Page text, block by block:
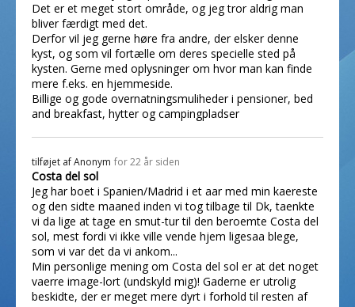
Det er et meget stort område, og jeg tror aldrig man
bliver færdigt med det.
Derfor vil jeg gerne høre fra andre, der elsker denne
kyst, og som vil fortælle om deres specielle sted på
kysten. Gerne med oplysninger om hvor man kan finde
mere f.eks. en hjemmeside.
Billige og gode overnatningsmuliheder i pensioner, bed
and breakfast, hytter og campingpladser
tilføjet afAnonym for 22 år siden
Costa del sol
Jeg har boet i Spanien/Madrid i et aar med min kaereste
og den sidte maaned inden vi tog tilbage til Dk, taenkte
vi da lige at tage en smut-tur til den beroemte Costa del
sol, mest fordi vi ikke ville vende hjem ligesaa blege,
som vi var det da vi ankom...
Min personlige mening om Costa del sol er at det noget
vaerre image-lort (undskyld mig)! Gaderne er utrolig
beskidte, der er meget mere dyrt i forhold til resten af